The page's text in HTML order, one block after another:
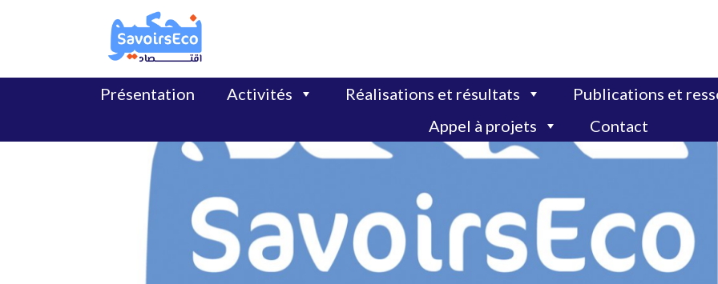
Présentation Activités Réalisations et résultats
Publications et
Appel à projets
Contact